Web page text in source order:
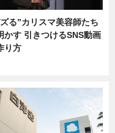
る”カリスマ美容師たち
かす 引きつけるSNS動画
り方